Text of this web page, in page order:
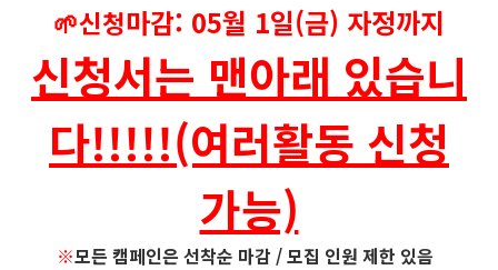
🌱신청마감: 05월 1일(금) 자정까지
신청서는 맨아래 있습니
다!!!!!(여러활동 신청
가능)
※모든 캠페인은 선착순 마감 / 모집 인원 제한 있음